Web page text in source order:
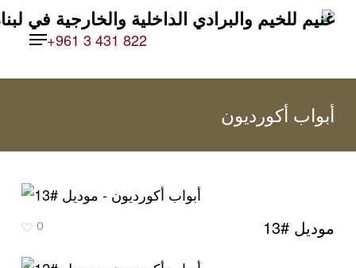
Skip
content
+961 3 431 822
Menu
أبواب أكورديون
موديل #13 0